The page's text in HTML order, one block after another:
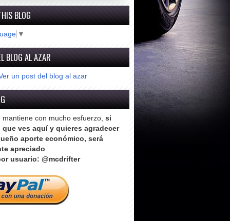
BLOG
▼
BLOG AL AZAR
un post del blog al azar
mantiene con mucho esfuerzo, si
ves aquí y quieres agradecer
aporte económico, será
apreciado.
usuario: @mcdrifter